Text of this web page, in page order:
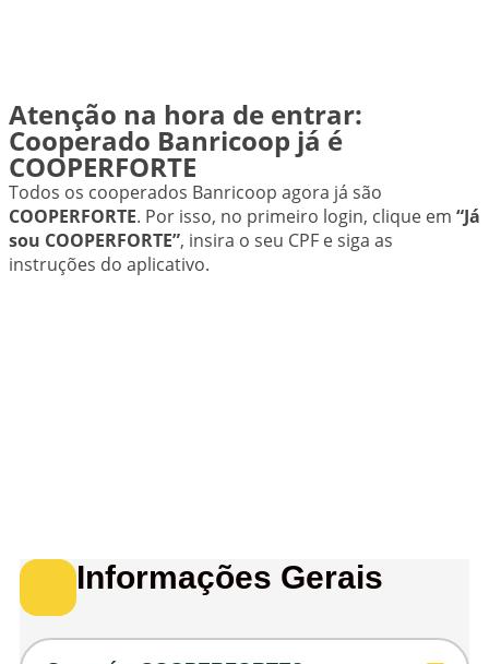
Atenção na hora de entrar:
Cooperado Banricoop já é
COOPERFORTE
Todos os cooperados Banricoop agora já são
COOPERFORTE. Por isso, no primeiro login, clique em “Já
sou COOPERFORTE”, insira o seu CPF e siga as
instruções do aplicativo.
Informações Gerais